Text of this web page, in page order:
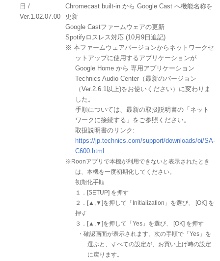
日 /
Ver.1.02.07.00
Chromecast built-in から Google Cast へ機能名称を
更新
Google Castファームウェアの更新
Spotifyロスレス対応 (10月9日追記)
※ 本ファームウェアバージョンからネットワークセ
ットアップに使用するアプリケーションが
Google Home から 専用アプリケーション
Technics Audio Center（最新のバージョン
（Ver.2.6.1以上)をお使いください）に変わりま
した。
手順については、最新の取扱説明書の「ネット
ワークに接続する」をご参照ください。
取扱説明書のリンク:
https://jp.technics.com/support/downloads/oi/SA-
C600.html
※Roonアプリで本機が利用できないと表示されたとき
は、本機を一度初期化してください。
初期化手順
１．[SETUP] を押す
２．[▲,▼]を押して「Initialization」を選び、 [OK] を
押す
３．[▲,▼]を押して「Yes」を選び、 [OK] を押す
・確認画面が表示されます。次の手順で「Yes」を
選ぶと、すべての設定が、お買い上げ時の設定
に戻ります。